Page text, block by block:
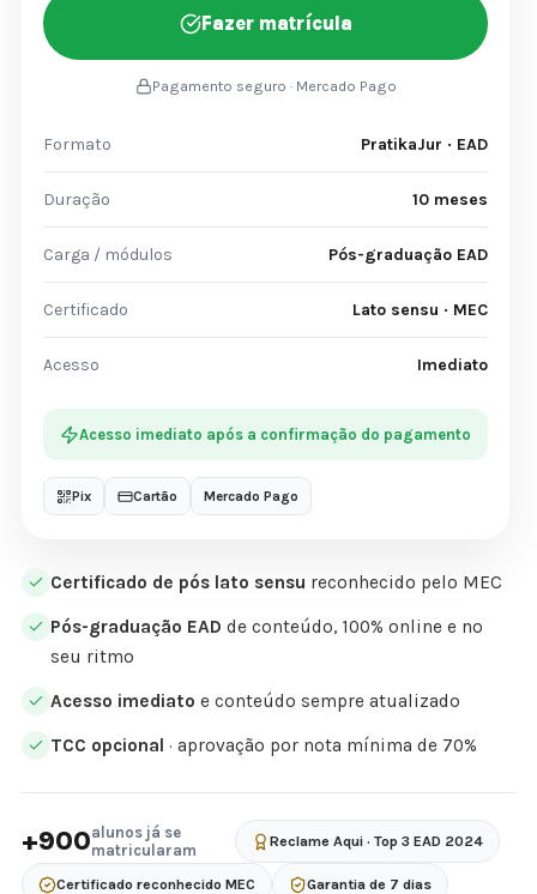
Certificado de pós lato sensu reconhecido pelo MEC
Pós-graduação EAD de conteúdo, 100% online e no
seu ritmo
Acesso imediato e conteúdo sempre atualizado
TCC opcional · aprovação por nota mínima de 70%
+900alunos já se
matricularam
Reclame Aqui · Top 3 EAD 2024
Certificado reconhecido MEC Garantia de 7 dias
Fazer matrícula
Pagamento seguro · Mercado Pago
Formato PratikaJur · EAD
Duração 10 meses
Carga / módulos Pós-graduação EAD
Certificado Lato sensu · MEC
Acesso Imediato
Acesso imediato após a confirmação do pagamento
Pix Cartão Mercado Pago